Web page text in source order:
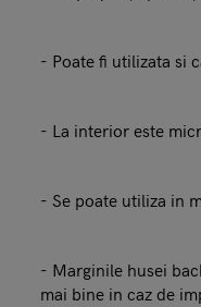
- Poate fi utilizata si
- La interior este
- Se poate utiliza in
- Marginile husei
mai bine in caz de